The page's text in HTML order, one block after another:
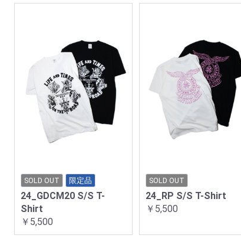
SOLD OUT 限定品
24_GDCM20 S/S T-
Shirt
￥5,500
SOLD OUT
24_RP S/S T-Shirt
￥5,500